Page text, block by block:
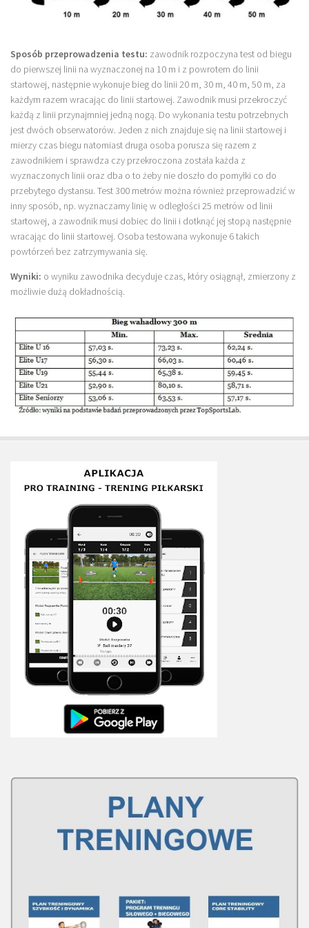
Plan treningowy szybkość i dynamika
Program treningu siłowego
Program treningu biegowego
Sklep
Edukacja
Plany treningowe
Aplikacja Pro Training
Sprzęt treningowy
Kontakt
O nas
Kontakt
Sposób przeprowadzenia testu: zawodnik rozpoczyna test od biegu
do pierwszej linii na wyznaczonej na 10 m i z powrotem do linii
startowej, następnie wykonuje bieg do linii 20 m, 30 m, 40 m, 50 m, za
każdym razem wracając do linii startowej. Zawodnik musi przekroczyć
każdą z linii przynajmniej jedną nogą. Do wykonania testu potrzebnych
jest dwóch obserwatorów. Jeden z nich znajduje się na linii startowej i
mierzy czas biegu natomiast druga osoba porusza się razem z
zawodnikiem i sprawdza czy przekroczona została każda z
wyznaczonych linii oraz dba o to żeby nie doszło do pomyłki co do
przebytego dystansu. Test 300 metrów można również przeprowadzić w
inny sposób, np. wyznaczamy linię w odległości 25 metrów od linii
startowej, a zawodnik musi dobiec do linii i dotknąć jej stopą następnie
wracając do linii startowej. Osoba testowana wykonuje 6 takich
powtórzeń bez zatrzymywania się.
Wyniki: o wyniku zawodnika decyduje czas, który osiągnął, zmierzony z
możliwie dużą dokładnością.